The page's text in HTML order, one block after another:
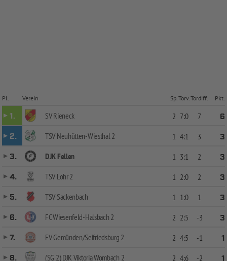
Pl. Verein Sp.Torv.Tordiff. Pkt.
1. SV Rieneck 2 7:0 7
6
2.
TSV Neuhütten-Wiesthal 2 1 4:1 3
3
3.
DJK Fellen 1 3:1 2
3
4.
TSV Lohr 2 1 2:0 2
3
5.
TSV Sackenbach 1 1:0 1
3
6.
FC Wiesenfeld-Halsbach 2 2 2:5 -3
3
7.
FV Gemünden/Seifriedsburg 2 2 4:5 -1
1
8.
(SG 2) DJK Viktoria Wombach 2 2 4:6 -2 1